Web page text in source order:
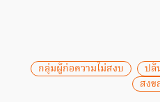
กลุ่มผู้ก่อความไม่สงบ ปล้
สงข